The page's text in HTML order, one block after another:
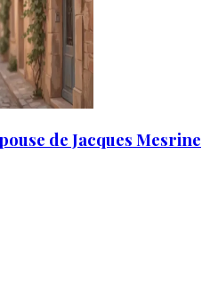
de Jacques Mesrine